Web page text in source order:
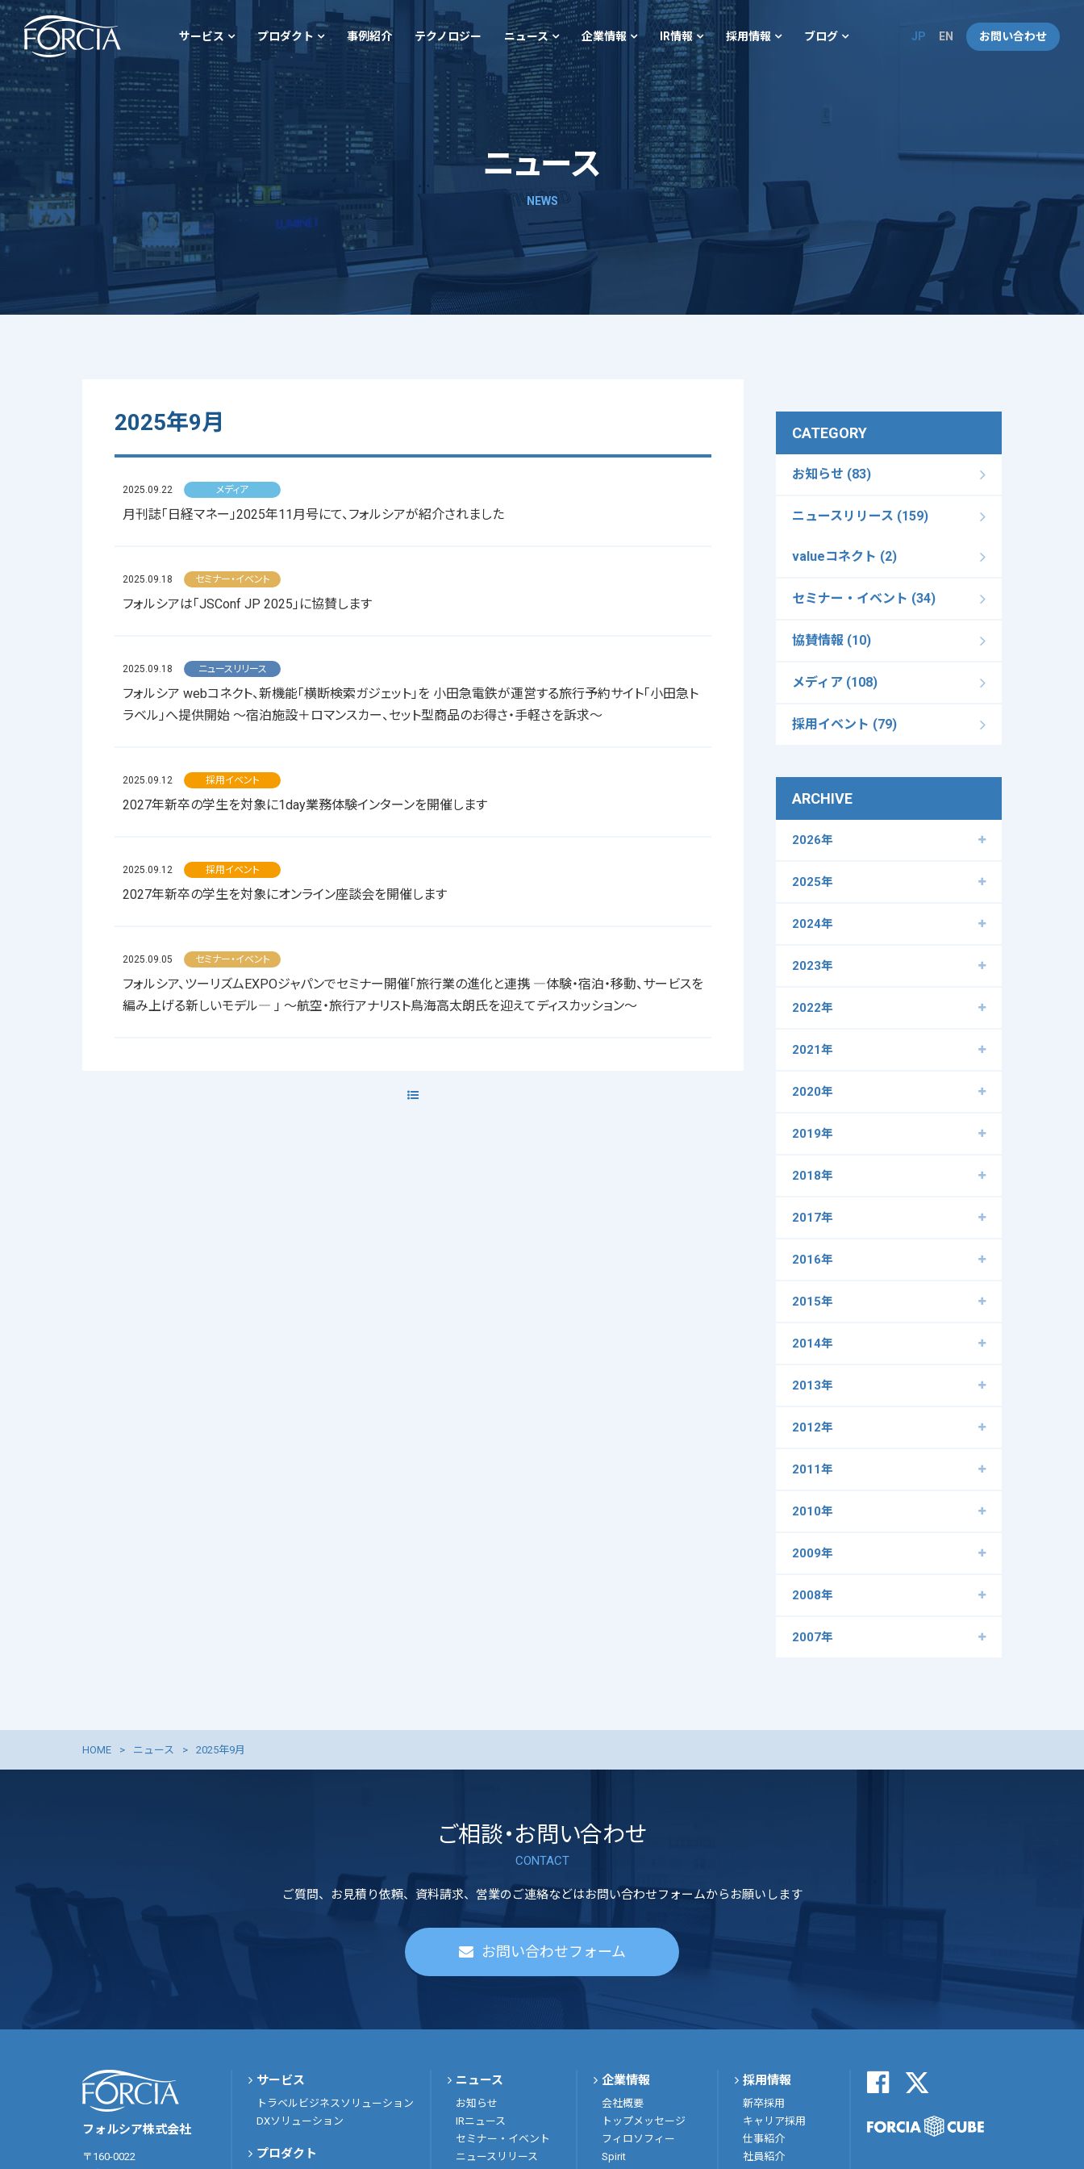
サービス プロダクト 事例紹介 テクノロジー ニュース 企業情報 IR情報 採用情報 ブログ JP EN お問い合わせ
ニュース
NEWS
2025年9月
2025.09.22 メディア
月刊誌「日経マネー」2025年11月号にて、フォルシアが紹介されました
2025.09.18 セミナー・イベント
フォルシアは「JSConf JP 2025」に協賛します
2025.09.18 ニュースリリース
フォルシア webコネクト、新機能「横断検索ガジェット」を 小田急電鉄が運営する旅行予約サイト「小田急ト
ラベル」へ提供開始 ～宿泊施設＋ロマンスカー、セット型商品のお得さ・手軽さを訴求～
2025.09.12 採用イベント
2027年新卒の学生を対象に1day業務体験インターンを開催します
2025.09.12 採用イベント
2027年新卒の学生を対象にオンライン座談会を開催します
2025.09.05 セミナー・イベント
フォルシア、ツーリズムEXPOジャパンでセミナー開催「旅行業の進化と連携 ―体験・宿泊・移動、サービスを
編み上げる新しいモデル― 」 ～航空・旅行アナリスト鳥海高太朗氏を迎えてディスカッション～
CATEGORY
お知らせ (83)
ニュースリリース (159)
valueコネクト (2)
セミナー・イベント (34)
協賛情報 (10)
メディア (108)
採用イベント (79)
ARCHIVE
2026年
2025年
2024年
2023年
2022年
2021年
2020年
2019年
2018年
2017年
2016年
2015年
2014年
2013年
2012年
2011年
2010年
2009年
2008年
2007年
HOME ニュース 2025年9月
ご相談・お問い合わせ
CONTACT
ご質問、お見積り依頼、資料請求、営業のご連絡などはお問い合わせフォームからお願いします
お問い合わせフォーム
フォルシア株式会社
〒160-0022
サービス
トラベルビジネスソリューション
DXソリューション
プロダクト
ニュース
お知らせ
IRニュース
セミナー・イベント
ニュースリリース
企業情報
会社概要
トップメッセージ
フィロソフィー
Spirit
採用情報
新卒採用
キャリア採用
仕事紹介
社員紹介